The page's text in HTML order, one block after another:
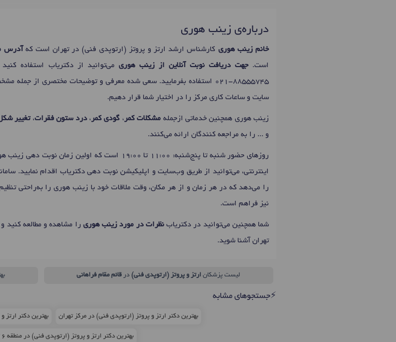
درباره‌ی زینب هوری
خانم زینب هوری کارشناس ارشد ارتز و پروتز (ارتوپدی فنی) در تهران است که آدرس
است.جهت دریافت نوبت آنلاین از زینب هوری می‌توانید از دکتریاب استفاده
021-88555745 استفاده بفرمایید. سعی شده معرفی و توضیحات مختصری از جمله
سایت و ساعات کاری مرکز را در اختیار شما قرار دهیم.
زینب هوری همچنین خدماتی ازجمله مشکلات کمر ، گودی کمر ،درد ستون فقرات،تغییر
و ... را به مراجعه کنندگان ارائه می‌کنند.
روزهای حضور شنبه تا پنج‌شنبه: 11:00 تا 19:00 است که اولین زمان نوبت دهی زینب هوری برای
اینترنتی، می‌توانید از طریق وب‌سایت و اپلیکیشن نوبت دهی دکتریاب اقدام نمایید.
را می‌دهد که در هر زمان و از هر مکان، وقت ملاقات خود با زینب هوری را به‌راحتی
نیز فراهم است.
شما همچنین می‌توانید در دکتریابنظرات در مورد زینب هوری را مشاهده و مطالعه کنید
تهران آشنا شوید.
لیست پزشکان ارتز و پروتز (ارتوپدی فنی) در قائم مقام فراهانی
⚡جستجوهای مشابه
بهترین دکتر ارتز و پروتز (ارتوپدی فنی) در مرکز تهران بهترین دکتر ارتز
بهترین دکتر ارتز و پروتز (ارتوپدی فنی) در منطقه 6 تهران